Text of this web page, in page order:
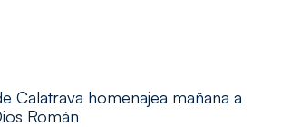
Calatrava homenajea mañana a
Román